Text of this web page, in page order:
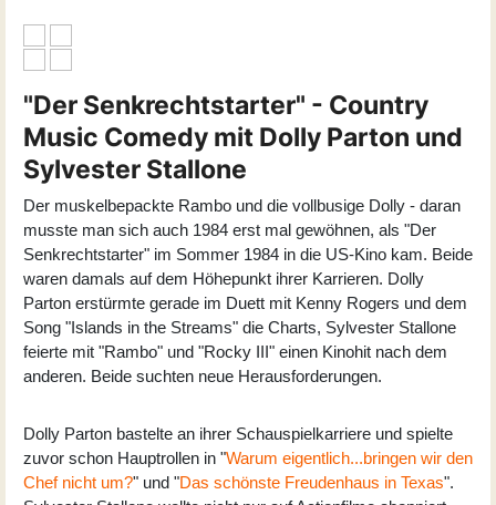
"Der Senkrechtstarter" - Country
Music Comedy mit Dolly Parton und
Sylvester Stallone
Der muskelbepackte Rambo und die vollbusige Dolly - daran
musste man sich auch 1984 erst mal gewöhnen, als "Der
Senkrechtstarter" im Sommer 1984 in die US-Kino kam. Beide
waren damals auf dem Höhepunkt ihrer Karrieren. Dolly
Parton erstürmte gerade im Duett mit Kenny Rogers und dem
Song "Islands in the Streams" die Charts, Sylvester Stallone
feierte mit "Rambo" und "Rocky III" einen Kinohit nach dem
anderen. Beide suchten neue Herausforderungen.
Dolly Parton bastelte an ihrer Schauspielkarriere und spielte
zuvor schon Hauptrollen in "Warum eigentlich...bringen wir den
Chef nicht um?" und "Das schönste Freudenhaus in Texas".